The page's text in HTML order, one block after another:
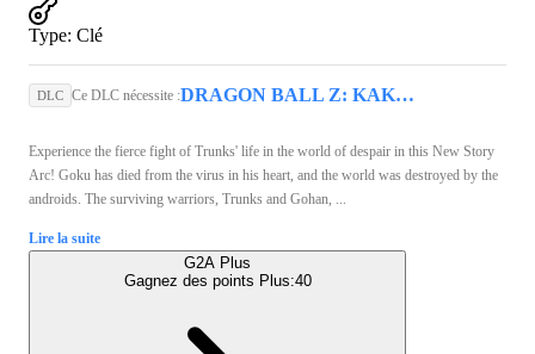
Type: Clé
DLC Ce DLC nécessite : DRAGON BALL Z: KAKAROT (PC) - Steam Key - GLOBAL
Experience the fierce fight of Trunks' life in the world of despair in this New Story
Arc! Goku has died from the virus in his heart, and the world was destroyed by the
androids. The surviving warriors, Trunks and Gohan, ...
Lire la suite
G2A Plus
Gagnez des points Plus:40